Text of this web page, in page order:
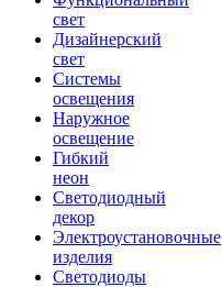
свет
Дизайнерский
свет
Системы
освещения
Наружное
освещение
Гибкий
неон
Светодиодный
декор
Электроустановочные
изделия
Светодиоды